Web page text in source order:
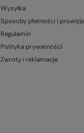
Wysyłka
Sposoby płatności i prowizje
Regulamin
Polityka prywatności
Zwroty i reklamacje